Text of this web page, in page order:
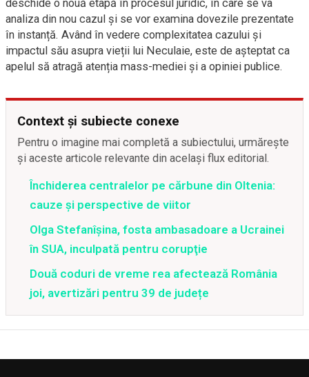
deschide o nouă etapă în procesul juridic, în care se va
analiza din nou cazul și se vor examina dovezile prezentate
în instanță. Având în vedere complexitatea cazului și
impactul său asupra vieții lui Neculaie, este de așteptat ca
apelul să atragă atenția mass-mediei și a opiniei publice.
Context și subiecte conexe
Pentru o imagine mai completă a subiectului, urmărește
și aceste articole relevante din același flux editorial.
Închiderea centralelor pe cărbune din Oltenia:
cauze și perspective de viitor
Olga Stefanîşina, fosta ambasadoare a Ucrainei
în SUA, inculpată pentru corupţie
Două coduri de vreme rea afectează România
joi, avertizări pentru 39 de județe